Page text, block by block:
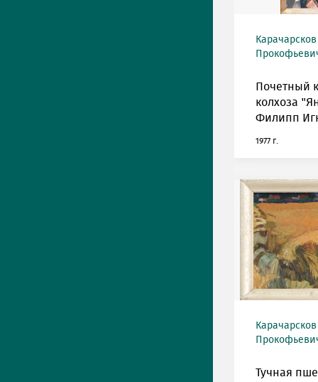
Почетный
колхоза
Филипп
1977 г.
Тучная